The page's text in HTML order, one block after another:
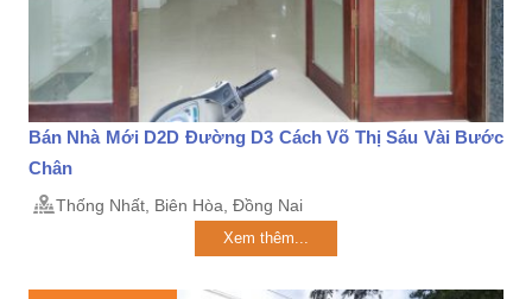
Bán Nhà Mới D2D Đường D3 Cách Võ Thị Sáu Vài Bước
Chân
Thống Nhất, Biên Hòa, Đồng Nai
Xem thêm...